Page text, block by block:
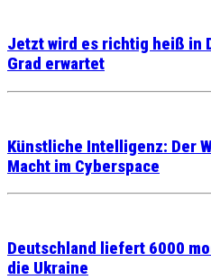
Jetzt wird es richtig heiß in
Grad erwartet
Künstliche Intelligenz: Der
Macht im Cyberspace
Deutschland liefert 6000
die Ukraine